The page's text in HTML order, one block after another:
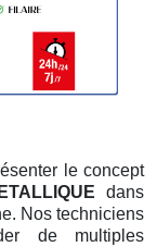
le concept
dans
Nos techniciens
de multiples